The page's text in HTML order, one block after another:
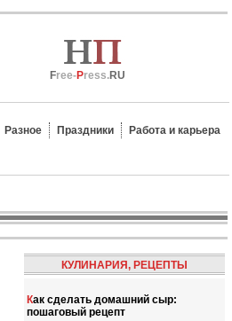
Free-Press.RU
Разное Праздники
Работа и карьера
КУЛИНАРИЯ, РЕЦЕПТЫ
Как сделать домашний сыр:
пошаговый рецепт